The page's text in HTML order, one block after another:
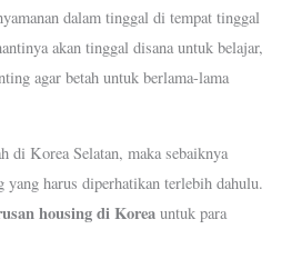
dalam tinggal di tempat tinggal
akan tinggal disana untuk belajar,
agar betah untuk berlama-lama
di Korea Selatan, maka sebaiknya
yang harus diperhatikan terlebih dahulu.
housing di Koreauntuk para